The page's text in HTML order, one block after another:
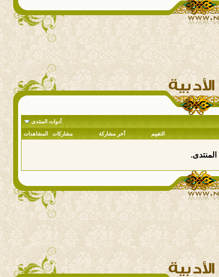
أدوات المنتدى
التقييم آخر مشاركة مشاركات المشاهدات